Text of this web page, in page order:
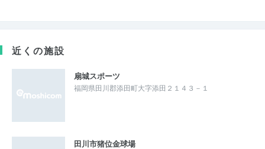
近くの施設
扇城スポーツ
福岡県田川郡添田町大字添田２１４３－１
田川市猪位金球場